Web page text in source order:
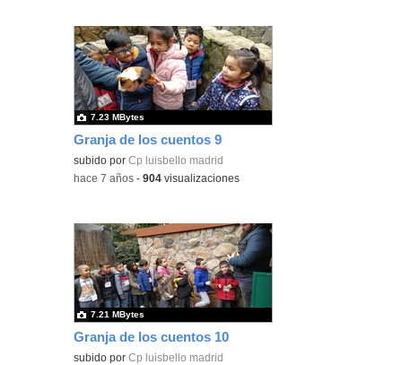
Granja de los cuentos 9
subido porCp luisbello madrid
7.23 MBytes
-hace 7 años -904 visualizaciones
Granja de los cuentos 10
subido porCp luisbello madrid
7.21 MBytes